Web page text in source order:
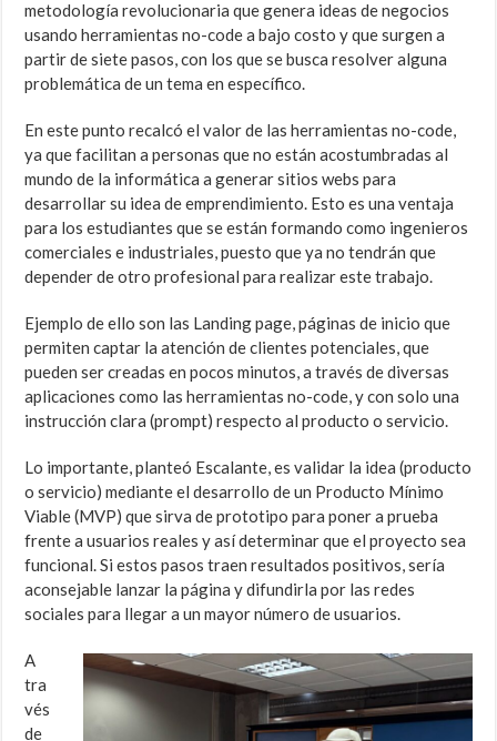
metodología revolucionaria que genera ideas de negocios
usando herramientas no-code a bajo costo y que surgen a
partir de siete pasos, con los que se busca resolver alguna
problemática de un tema en específico.
En este punto recalcó el valor de las herramientas no-code,
ya que facilitan a personas que no están acostumbradas al
mundo de la informática a generar sitios webs para
desarrollar su idea de emprendimiento. Esto es una ventaja
para los estudiantes que se están formando como ingenieros
comerciales e industriales, puesto que ya no tendrán que
depender de otro profesional para realizar este trabajo.
Ejemplo de ello son las Landing page, páginas de inicio que
permiten captar la atención de clientes potenciales, que
pueden ser creadas en pocos minutos, a través de diversas
aplicaciones como las herramientas no-code, y con solo una
instrucción clara (prompt) respecto al producto o servicio.
Lo importante, planteó Escalante, es validar la idea (producto
o servicio) mediante el desarrollo de un Producto Mínimo
Viable (MVP) que sirva de prototipo para poner a prueba
frente a usuarios reales y así determinar que el proyecto sea
funcional. Si estos pasos traen resultados positivos, sería
aconsejable lanzar la página y difundirla por las redes
sociales para llegar a un mayor número de usuarios.
A
tra
vés
de